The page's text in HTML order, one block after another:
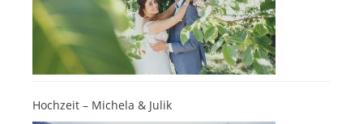
Hochzeit – Michela & Julik